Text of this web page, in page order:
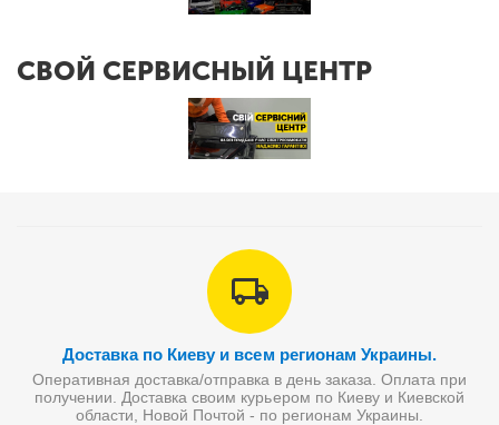
СВОЙ СЕРВИСНЫЙ ЦЕНТР
Доставка по Киеву и всем регионам Украины.
Оперативная доставка/отправка в день заказа. Оплата при
получении. Доставка своим курьером по Киеву и Киевской
области, Новой Почтой - по регионам Украины.